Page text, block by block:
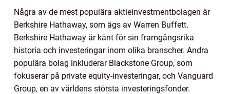
Några av de mest populära aktieinvestmentbolagen är
Berkshire Hathaway, som ägs av Warren Buffett.
Berkshire Hathaway är känt för sin framgångsrika
historia och investeringar inom olika branscher. Andra
populära bolag inkluderar Blackstone Group, som
fokuserar på private equity-investeringar, och Vanguard
Group, en av världens största investeringsfonder.